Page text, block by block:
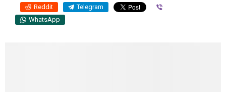
Reddit Telegram
WhatsApp